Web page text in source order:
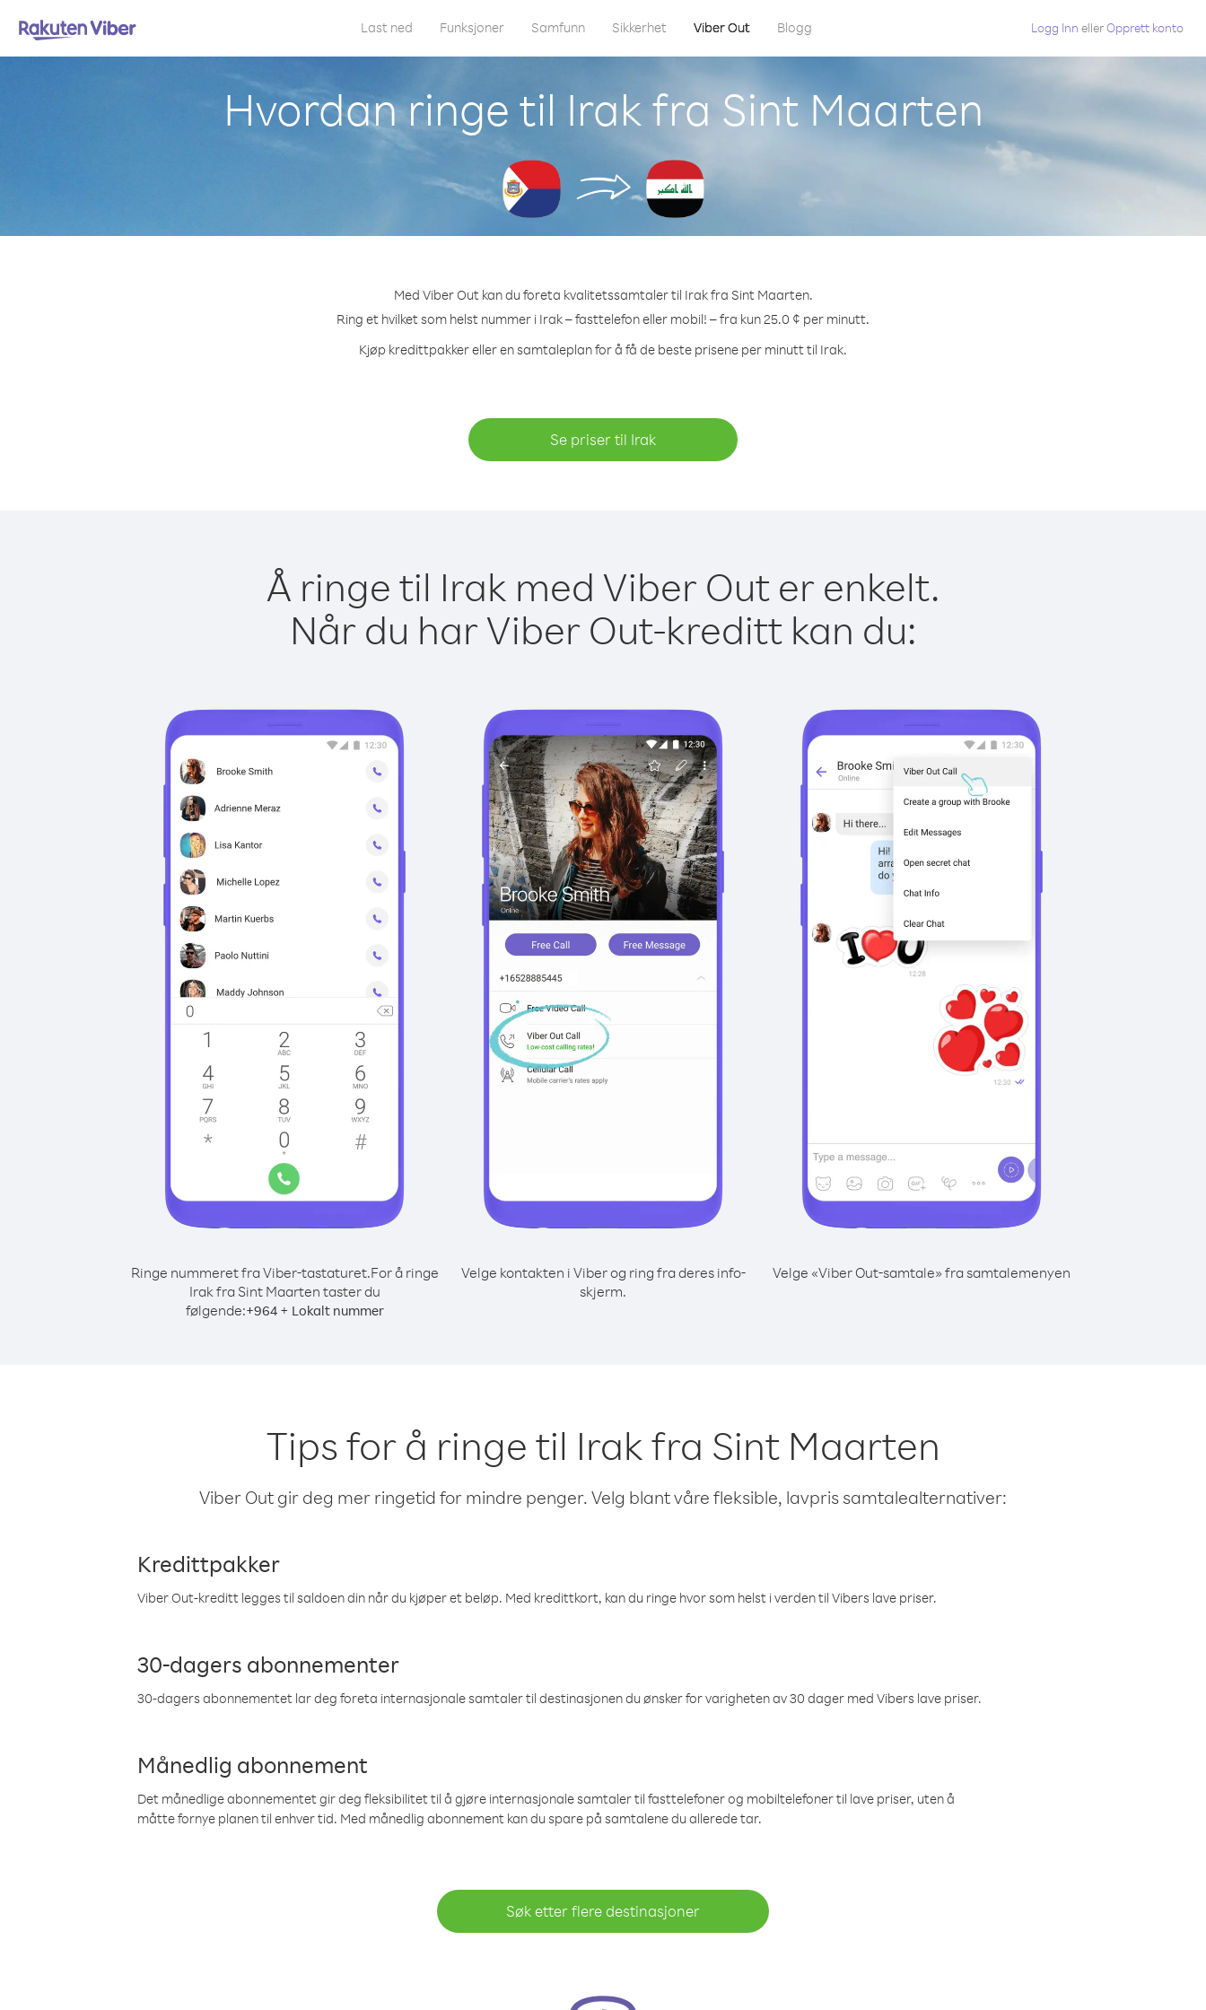
Last ned Funksjoner Samfunn Sikkerhet Viber Out Blogg Logg Inn ellerOpprett konto
Hvordan ringe til Irak fra Sint Maarten
Med Viber Out kan du foreta kvalitetssamtaler til Irak fra Sint Maarten.
Ring et hvilket som helst nummer i Irak – fasttelefon eller mobil! – fra kun 25.0 ¢ per minutt.
Kjøp kredittpakker eller en samtaleplan for å få de beste prisene per minutt til Irak.
Se priser til Irak
Å ringe til Irak med Viber Out er enkelt.
Når du har Viber Out-kreditt kan du:
Ringe nummeret fra Viber-tastaturet.For å ringe
Irak fra Sint Maarten taster du
følgende:+964+ Lokalt nummer
Velge kontakten i Viber og ring fra deres info-
skjerm.
Velge «Viber Out-samtale» fra samtalemenyen
Tips for å ringe til Irak fra Sint Maarten
Viber Out gir deg mer ringetid for mindre penger. Velg blant våre fleksible, lavpris samtalealternativer:
Kredittpakker
Viber Out-kreditt legges til saldoen din når du kjøper et beløp. Med kredittkort, kan du ringe hvor som helst i verden til Vibers lave priser.
30-dagers abonnementer
30-dagers abonnementet lar deg foreta internasjonale samtaler til destinasjonen du ønsker for varigheten av 30 dager med Vibers lave priser.
Månedlig abonnement
Det månedlige abonnementet gir deg fleksibilitet til å gjøre internasjonale samtaler til fasttelefoner og mobiltelefoner til lave priser, uten å
måtte fornye planen til enhver tid. Med månedlig abonnement kan du spare på samtalene du allerede tar.
Søk etter flere destinasjoner